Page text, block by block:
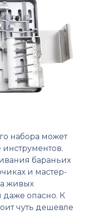
набора может
инструментов.
бараньих
и мастер-
живых
даже опасно. К
чуть дешевле